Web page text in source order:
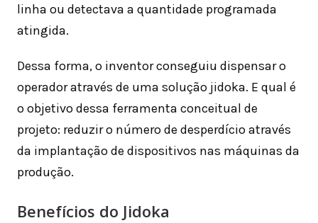
linha ou detectava a quantidade programada
atingida.
Dessa forma, o inventor conseguiu dispensar o
operador através de uma solução jidoka. E qual é
o objetivo dessa ferramenta conceitual de
projeto: reduzir o número de desperdício através
da implantação de dispositivos nas máquinas da
produção.
Benefícios do Jidoka